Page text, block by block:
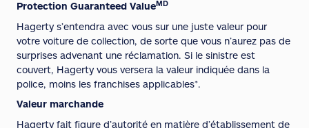
Protection Guaranteed ValueMD
Hagerty s’entendra avec vous sur une juste valeur pour
votre voiture de collection, de sorte que vous n’aurez pas de
surprises advenant une réclamation. Si le sinistre est
couvert, Hagerty vous versera la valeur indiquée dans la
police, moins les franchises applicables*.
Valeur marchande
Hagerty fait figure d’autorité en matière d’établissement de